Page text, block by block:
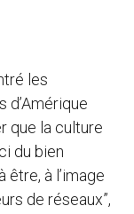
les
d’Amérique
que la culture
du bien
à l’image
de réseaux”,